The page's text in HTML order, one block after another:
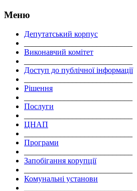
Меню
Депутатський корпус
Виконавчий комітет
Доступ до публічної інформації
Рішення
Послуги
ЦНАП
Програми
Запобігання корупції
Комунальні установи